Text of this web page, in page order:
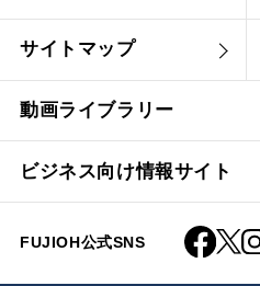
サイトマップ
動画ライブラリー
ビジネス向け情報サイト
FUJIOH公式SNS